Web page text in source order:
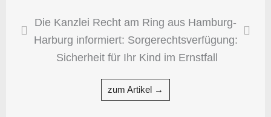
Die Kanzlei Recht am Ring aus Hamburg-
Harburg informiert: Sorgerechtsverfügung:
Sicherheit für Ihr Kind im Ernstfall
zum Artikel →